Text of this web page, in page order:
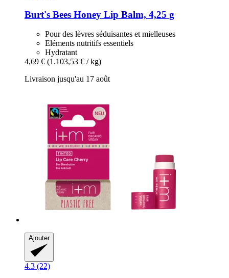
Burt's Bees Honey Lip Balm, 4,25 g
Pour des lèvres séduisantes et mielleuses
Eléments nutritifs essentiels
Hydratant
4,69 € (1.103,53 € / kg)
Livraison jusqu'au 17 août
Ajouter
4.3 (22)